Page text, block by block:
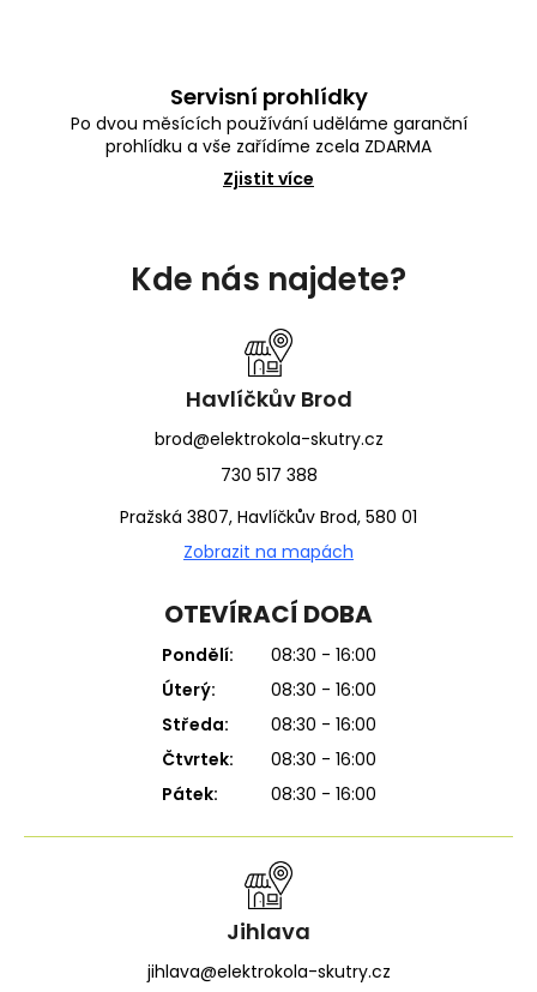
Servisní prohlídky
Po dvou měsících používání uděláme garanční
prohlídku a vše zařídíme zcela ZDARMA
Zjistit více
Kde nás najdete?
Havlíčkův Brod
brod@elektrokola-skutry.cz
730 517 388
Pražská 3807, Havlíčkův Brod, 580 01
Zobrazit na mapách
OTEVÍRACÍ DOBA
Pondělí:
08:30 - 16:00
Úterý:
08:30 - 16:00
Středa:
08:30 - 16:00
Čtvrtek:
08:30 - 16:00
Pátek:
08:30 - 16:00
Jihlava
jihlava@elektrokola-skutry.cz